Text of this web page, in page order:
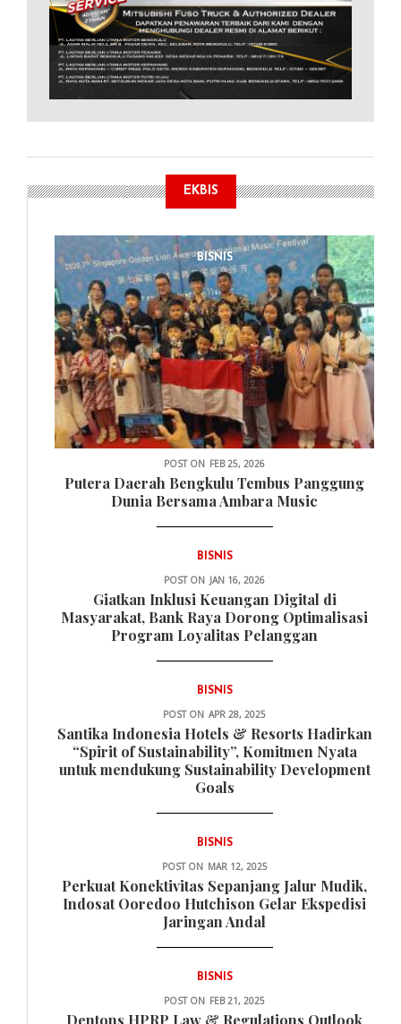
EKBIS
BISNIS
POST ON FEB 25, 2026
Putera Daerah Bengkulu Tembus Panggung
Dunia Bersama Ambara Music
BISNIS
POST ON JAN 16, 2026
Giatkan Inklusi Keuangan Digital di
Masyarakat, Bank Raya Dorong Optimalisasi
Program Loyalitas Pelanggan
BISNIS
POST ON APR 28, 2025
Santika Indonesia Hotels & Resorts Hadirkan
“Spirit of Sustainability”, Komitmen Nyata
untuk mendukung Sustainability Development
Goals
BISNIS
POST ON MAR 12, 2025
Perkuat Konektivitas Sepanjang Jalur Mudik,
Indosat Ooredoo Hutchison Gelar Ekspedisi
Jaringan Andal
BISNIS
POST ON FEB 21, 2025
Dentons HPRP Law & Regulations Outlook